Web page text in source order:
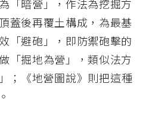
「暗營」，作法為挖掘方
蓋後再覆土構成，為最基
「避砲」，即防禦砲擊的
「掘地為營」，類似法方
；《地營圖說》則把這種